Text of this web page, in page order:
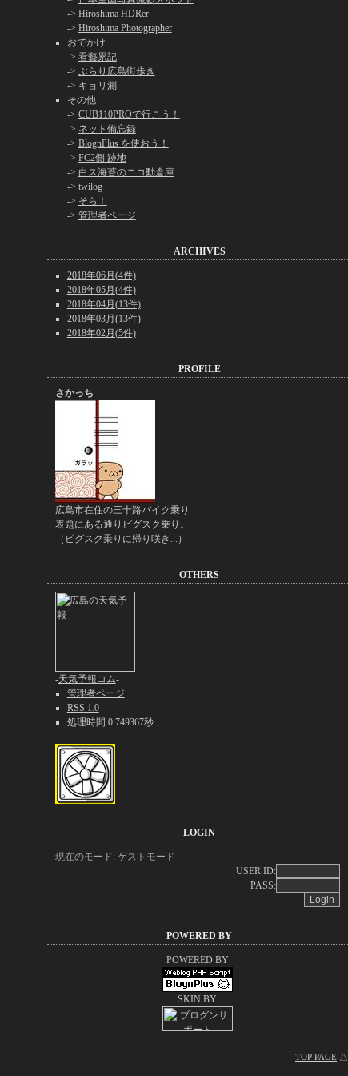
-> Hiroshima HDRer
-> Hiroshima Photographer
おでかけ
-> 看藝累記
-> ぶらり広島街歩き
-> キョリ測
その他
-> CUB110PROで行こう！
-> ネット備忘録
-> BlognPlus を使おう！
-> FC2側 跡地
-> 白ス海苔のニコ動倉庫
-> twilog
-> そら！
-> 管理者ページ
ARCHIVES
2018年06月(4件)
2018年05月(4件)
2018年04月(13件)
2018年03月(13件)
2018年02月(5件)
PROFILE
さかっち
広島市在住の三十路バイク乗り
表題にある通りビグスク乗り。
（ビグスク乗りに帰り咲き...）
OTHERS
-天気予報コム-
管理者ページ
RSS 1.0
処理時間 0.749367秒
LOGIN
現在のモード: ゲストモード
USER ID:
PASS:
POWERED BY
POWERED BY
SKIN BY
TOP PAGE △